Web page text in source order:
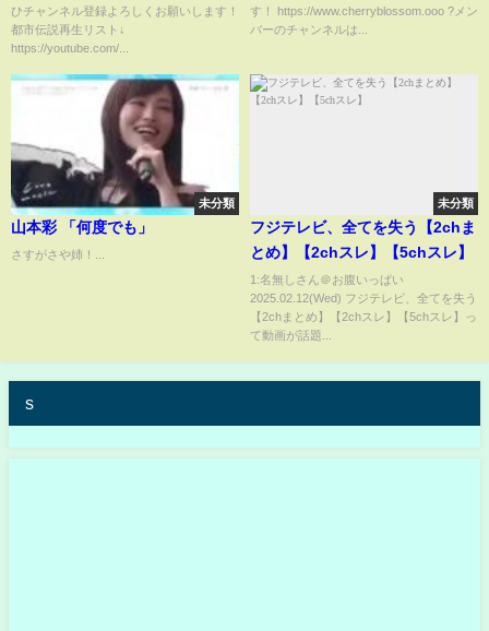
説】 #都市伝説 #ホラー #雑学
ひチャンネル登録よろしくお願いします！
都市伝説再生リスト↓
https://youtube.com/...
す！ https://www.cherryblossom.ooo ?メン
バーのチャンネルは...
未分類
山本彩 「何度でも」
さすがさや姉！...
未分類
フジテレビ、全てを失う【2chま
とめ】【2chスレ】【5chスレ】
1:名無しさん＠お腹いっぱい
2025.02.12(Wed) フジテレビ、全てを失う
【2chまとめ】【2chスレ】【5chスレ】っ
て動画が話題...
s